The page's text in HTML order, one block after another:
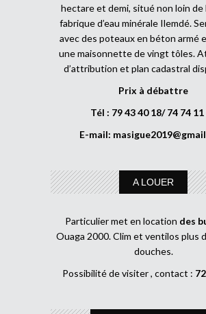
hectare et demi, situé non loin de
fabrique d’eau minérale Ilemdé.
avec des poteaux en béton armé
une maisonnette de vingt tôles.
d’attribution et plan cadastral
Prix à débattre
Tél : 79 43 40 18/ 74 74 11
E-mail:
A LOUER
Particulier met en location des
Ouaga 2000. Clim et ventilos plus
douches.
Possibilité de visiter , contact :